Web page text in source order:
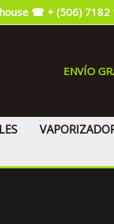
☎ + (506) 7182
ENVÍO